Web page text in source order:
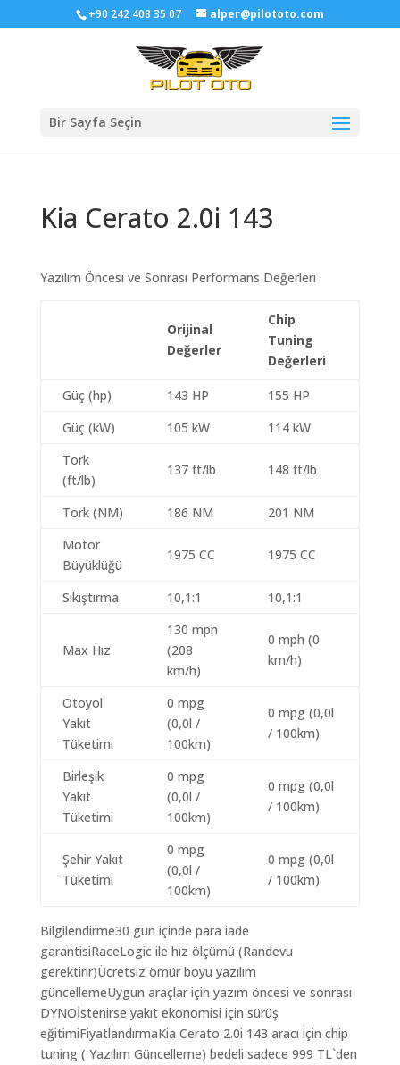
+90 242 408 35 07 alper@pilototo.com
Bir Sayfa Seçin
Kia Cerato 2.0i 143
Yazılım Öncesi ve Sonrası Performans Değerleri
Orijinal
Değerler
Chip
Tuning
Değerleri
Güç (hp) 143 HP
155 HP
Güç (kW)
105 kW
114 kW
Tork
(ft/lb)
137 ft/lb 148 ft/lb
Tork (NM) 186 NM
201 NM
Motor
Büyüklüğü
1975 CC 1975 CC
Sıkıştırma 10,1:1 10,1:1
Max Hız
130 mph
(208
km/h)
0 mph (0
km/h)
Otoyol
Yakıt
Tüketimi
0 mpg
(0,0l /
100km)
0 mpg (0,0l
/ 100km)
Birleşik
Yakıt
Tüketimi
0 mpg
(0,0l /
100km)
0 mpg (0,0l
/ 100km)
Şehir Yakıt
Tüketimi
0 mpg
(0,0l /
100km)
0 mpg (0,0l
/ 100km)
Bilgilendirme30 gun içinde para iade
garantisiRaceLogic ile hız ölçümü (Randevu
gerektirir)Ücretsiz ömür boyu yazılım
güncellemeUygun araçlar için yazım öncesi ve sonrası
DYNOİstenirse yakıt ekonomisi için sürüş
eğitimiFiyatlandırmaKia Cerato 2.0i 143 aracı için chip
tuning ( Yazılım Güncelleme) bedeli sadece 999 TL`den